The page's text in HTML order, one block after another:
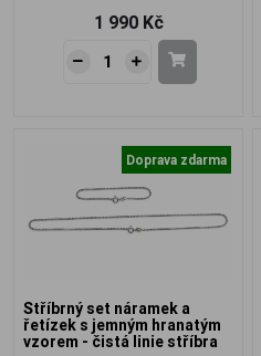
1 990 Kč
Doprava zdarma
Stříbrný set náramek a
řetízek s jemným hranatým
vzorem - čistá linie stříbra